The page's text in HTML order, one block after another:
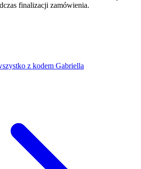
finalizacji zamówienia.
z kodem Gabriella